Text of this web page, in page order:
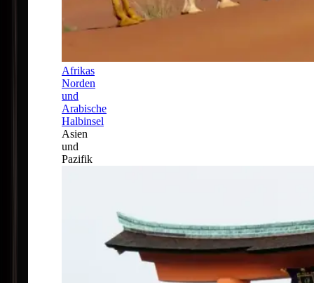
Afrikas
Norden
und
Arabische
Halbinsel
Asien
und
Pazifik